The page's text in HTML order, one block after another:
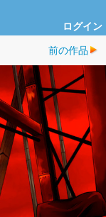
ログイン
前の作品